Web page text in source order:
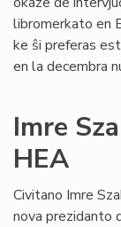
libromerkato en
ke ŝi preferas
en la decembra
Imre
HEA
Civitano Imre
nova prezidanto